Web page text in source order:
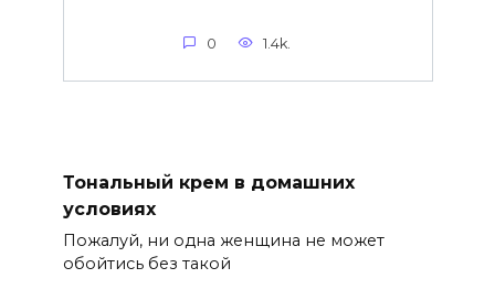
0 1.4k.
Тональный крем в домашних
условиях
Пожалуй, ни одна женщина не может
обойтись без такой